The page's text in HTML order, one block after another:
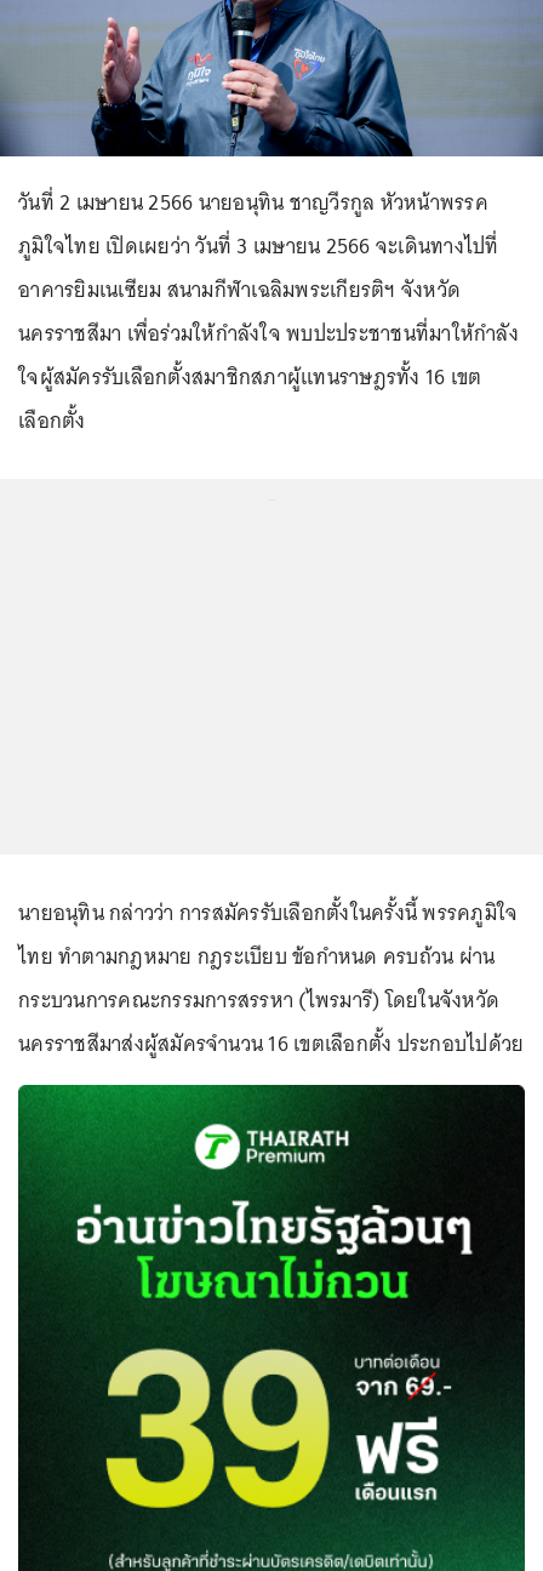
วันที่ 2 เมษายน 2566 นายอนุทิน ชาญวีรกูล หัวหน้าพรรค
ภูมิใจไทย เปิดเผยว่า วันที่ 3 เมษายน 2566 จะเดินทางไปที่
อาคารยิมเนเซียม สนามกีฬาเฉลิมพระเกียรติฯ จังหวัด
นครราชสีมา เพื่อร่วมให้กำลังใจ พบปะประชาชนที่มาให้กำลัง
ใจผู้สมัครรับเลือกตั้งสมาชิกสภาผู้แทนราษฎรทั้ง 16 เขต
เลือกตั้ง
นายอนุทิน กล่าวว่า การสมัครรับเลือกตั้งในครั้งนี้ พรรคภูมิใจ
ไทย ทำตามกฎหมาย กฎระเบียบ ข้อกำหนด ครบถ้วน ผ่าน
กระบวนการคณะกรรมการสรรหา (ไพรมารี) โดยในจังหวัด
นครราชสีมาส่งผู้สมัครจำนวน 16 เขตเลือกตั้ง ประกอบไปด้วย